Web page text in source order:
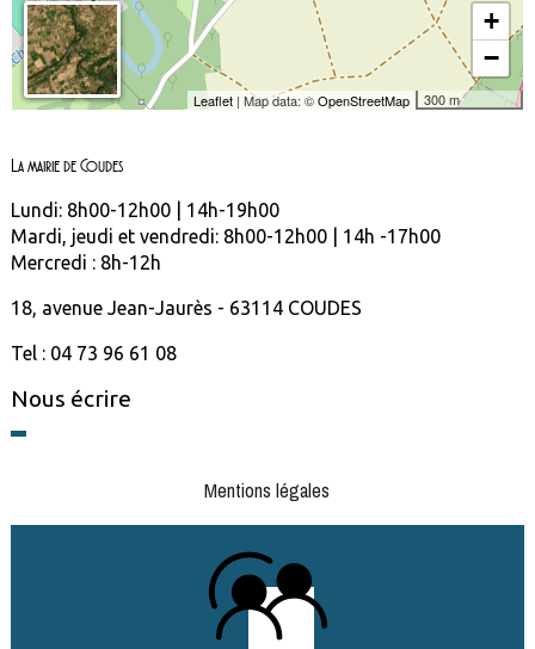
+
−
300 m
Leaflet | Map data: ©OpenStreetMap
La mairie de Coudes
Lundi: 8h00-12h00 | 14h-19h00
Mardi, jeudi et vendredi: 8h00-12h00 | 14h -17h00
Mercredi : 8h-12h
18, avenue Jean-Jaurès - 63114 COUDES
Tel : 04 73 96 61 08
Nous écrire
Mentions légales